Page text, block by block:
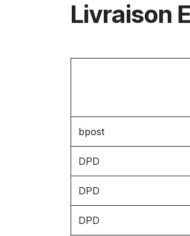
Livraison
bpost
DPD
DPD
DPD